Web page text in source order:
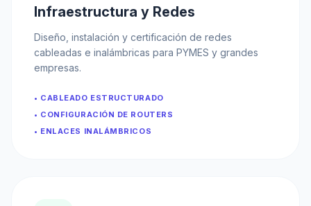
Infraestructura y Redes
Diseño, instalación y certificación de redes
cableadas e inalámbricas para PYMES y grandes
empresas.
• CABLEADO ESTRUCTURADO
• CONFIGURACIÓN DE ROUTERS
• ENLACES INALÁMBRICOS